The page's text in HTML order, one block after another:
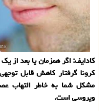
کادایف: اگر همزمان یا بعد از
کرونا گرفتار کاهش قابل
مشکل شما به خاطر التهاب
ویروسی است.